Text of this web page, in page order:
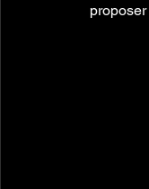
proposer